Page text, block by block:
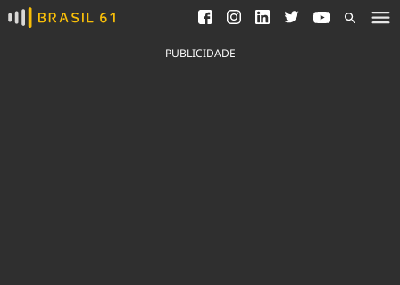
Ver todas as notícias
Saneamento
Indicadores
PUBLICIDADE